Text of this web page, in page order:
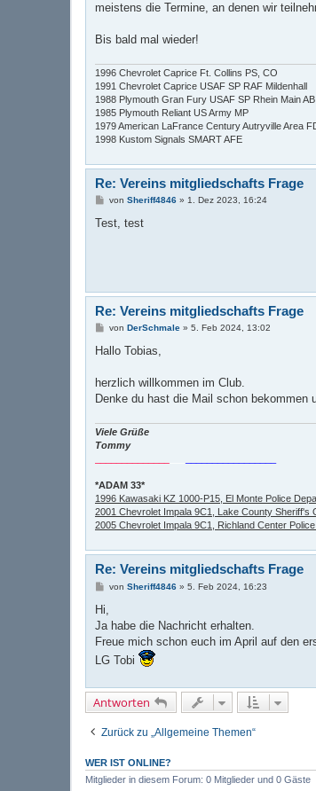
r
meistens die Termine, an denen wir
Bis bald mal wieder!
1996 Chevrolet Caprice Ft. Collins PS, CO
1991 Chevrolet Caprice USAF SP RAF Mildenhall
1988 Plymouth Gran Fury USAF SP Rhein Main AB
1985 Plymouth Reliant US Army MP
1979 American LaFrance Century Autryville Area
1998 Kustom Signals SMART AFE
Re: Vereins mitgliedschafts Frage
B
i
von Sheriff4846» 1. Dez 2023, 16:24
Test, test
Re: Vereins mitgliedschafts Frage
B
i
a
von DerSchmale» 5. Feb 2024, 13:02
Hallo Tobias,
herzlich willkommen im Club.
Denke du hast die Mail schon
Viele Grüße
Tommy
*ADAM 33*
1996 Kawasaki KZ 1000-P15, El Monte Police
2001 Chevrolet Impala 9C1, Lake County Sheriff's
2005 Chevrolet Impala 9C1, Richland Center
Re: Vereins mitgliedschafts Frage
B
t
r
a
von Sheriff4846» 5. Feb 2024, 16:23
Hi,
Ja habe die Nachricht erhalten.
Freue mich schon euch im April auf den
LG Tobi
Antworten
Zurück zu „Allgemeine Themen“
WER IST ONLINE?
Mitglieder in diesem Forum: 0 Mitglieder und 0 Gäste